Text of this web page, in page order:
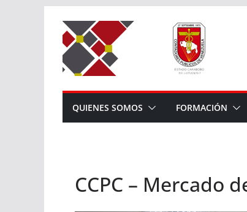
contenido
QUIENES SOMOS FORMACIÓN
CCPC – Mercado